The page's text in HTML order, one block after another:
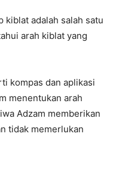
kiblat adalah salah satu
arah kiblat yang
kompas dan aplikasi
menentukan arah
Adzam memberikan
tidak memerlukan